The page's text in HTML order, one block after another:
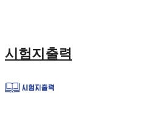
시험지출력